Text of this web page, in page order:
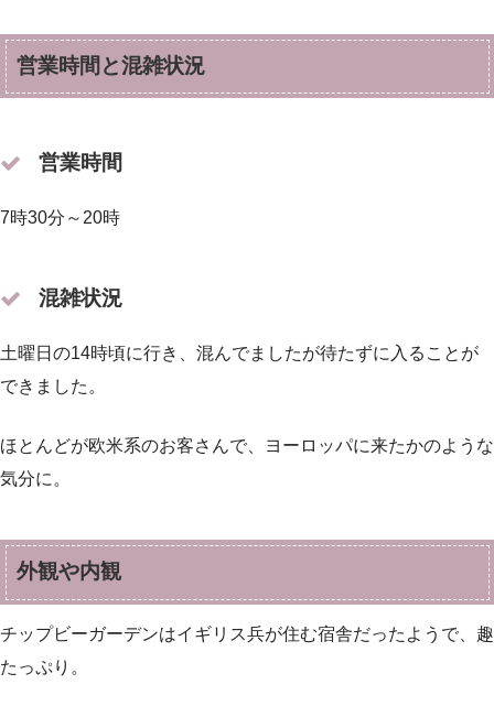
営業時間と混雑状況
営業時間
7時30分～20時
混雑状況
土曜日の14時頃に行き、混んでましたが待たずに入ることが
できました。
ほとんどが欧米系のお客さんで、ヨーロッパに来たかのような
気分に。
外観や内観
チップビーガーデンはイギリス兵が住む宿舎だったようで、趣
たっぷり。